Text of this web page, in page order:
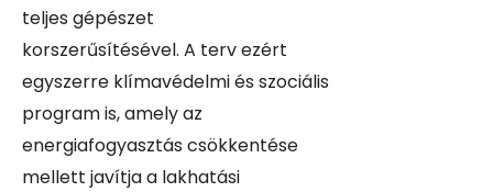
teljes gépészet
korszerűsítésével. A terv ezért
egyszerre klímavédelmi és szociális
program is, amely az
energiafogyasztás csökkentése
mellett javítja a lakhatási